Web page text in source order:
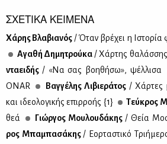
ΣΧΕΤΙΚΑ ΚΕΙΜΕΝΑ
Χά­ρης Βλα­βια­νός / Όταν βρέ­χει η
Αγα­θή Δη­μη­τρού­κα / Χάρ­της θα­λάσ­σης
ντα­ει­δής / «Να σας βοη­θή­σω», ψέλ­λι­σα
ONAR
Βαγ­γέ­λης Λι­βιε­ρά­τος / Χάρ­τες
και ιδε­ο­λο­γι­κής επιρ­ρο­ής {1}
Τεύ­κρος
θεά
Γιώρ­γος Μου­λου­δά­κης / Θεία
ρος Μπα­μπα­σά­κης / Εορ­τα­στι­κό